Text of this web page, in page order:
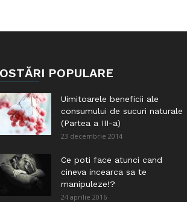
POPULARE
Uimitoarele beneficii ale
consumului de sucuri naturale
(Partea a III-a)
23 decembrie 2014
Ce poti face atunci cand
cineva incearca sa te
manipuleze!?
24 aprilie 2016